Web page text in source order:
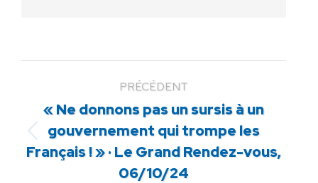
PRÉCÉDENT
Article
précédent
:
« Ne donnons pas un sursis à un
gouvernement qui trompe les
Français ! » · Le Grand Rendez-vous,
06/10/24